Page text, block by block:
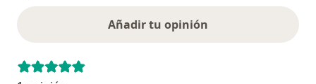
Añadir tu opinión